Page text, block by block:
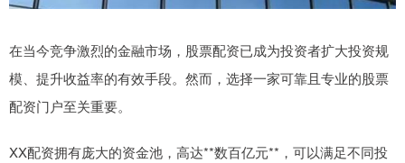
在当今竞争激烈的金融市场，股票配资已成为投资者扩大投资规
模、提升收益率的有效手段。然而，选择一家可靠且专业的股票
配资门户至关重要。
XX配资拥有庞大的资金池，高达**数百亿元**，可以满足不同投